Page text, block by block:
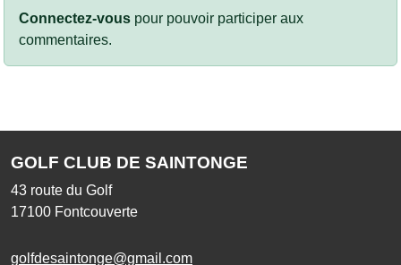
Connectez-vous pour pouvoir participer aux
commentaires.
GOLF CLUB DE SAINTONGE
43 route du Golf
17100 Fontcouverte
golfdesaintonge@gmail.com